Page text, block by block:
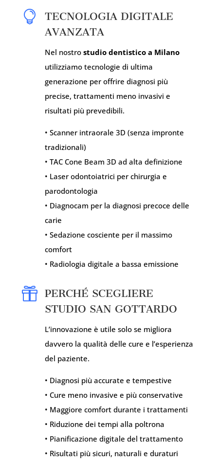

TECNOLOGIA DIGITALE
AVANZATA
Nel nostro studio dentistico a Milano
utilizziamo tecnologie di ultima
generazione per offrire diagnosi più
precise, trattamenti meno invasivi e
risultati più prevedibili.
• Scanner intraorale 3D (senza impronte
tradizionali)
• TAC Cone Beam 3D ad alta definizione
• Laser odontoiatrici per chirurgia e
parodontologia
• Diagnocam per la diagnosi precoce delle
carie
• Sedazione cosciente per il massimo
comfort
• Radiologia digitale a bassa emissione

PERCHÉ SCEGLIERE
STUDIO SAN GOTTARDO
L’innovazione è utile solo se migliora
davvero la qualità delle cure e l’esperienza
del paziente.
• Diagnosi più accurate e tempestive
• Cure meno invasive e più conservative
• Maggiore comfort durante i trattamenti
• Riduzione dei tempi alla poltrona
• Pianificazione digitale del trattamento
• Risultati più sicuri, naturali e duraturi